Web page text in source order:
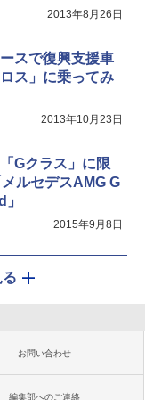
2013年8月26日
スで復興支援車
ス」に乗ってみ
2013年10月23日
Gクラス」に限
ルセデスAMG G
2015年9月8日
お問い合わせ
編集部へのご連絡